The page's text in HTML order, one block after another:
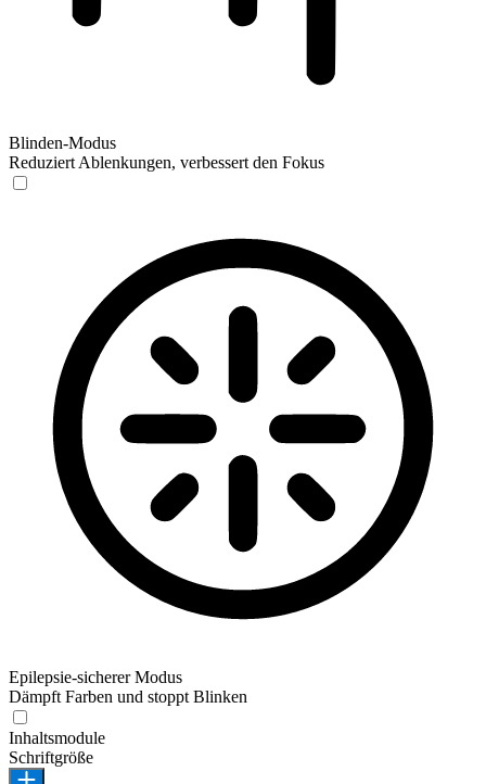
Blinden-Modus
Reduziert Ablenkungen, verbessert den Fokus
Epilepsie-sicherer Modus
Dämpft Farben und stoppt Blinken
Inhaltsmodule
Schriftgröße